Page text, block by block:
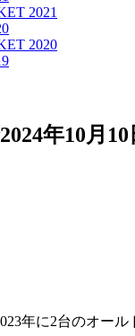
2021
2020
2024年10月10
年に2台のオー